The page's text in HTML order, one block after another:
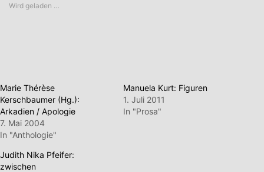
Wird geladen …
Marie Thérèse
Kerschbaumer (Hg.):
Arkadien / Apologie
7. Mai 2004
In "Anthologie"
Manuela Kurt: Figuren
1. Juli 2011
In "Prosa"
Judith Nika Pfeifer:
zwischen